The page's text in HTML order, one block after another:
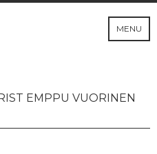
MENU
EMPPU VUORINEN